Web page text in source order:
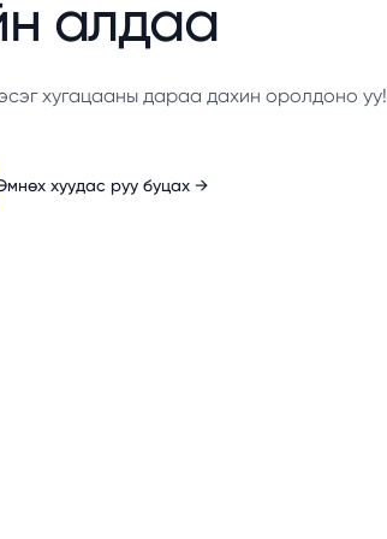
алдаа
хугацааны дараа дахин оролдоно уу!
хуудас руу буцах →